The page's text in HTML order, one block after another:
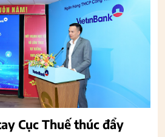
Cục Thuế thúc đẩy